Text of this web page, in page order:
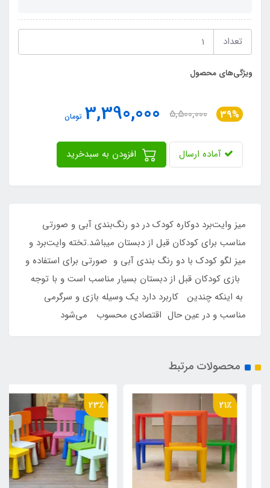
تعداد
ویژگی‌های محصول
39%
5,500,000
3,390,000 تومان
آماده ارسال
میز وایت‌برد دوکاره کودک در دو رنگ‌بندی آبی و صورتی
مناسب برای کودکان قبل از دبستان میباشد.تخته وایت‌برد و
میز لگو کودک با دو رنگ بندی آبی و صورتی برای استفاده و
بازی کودکان قبل از دبستان بسیار مناسب است و با توجه
به اینکه چندین کاربرد دارد یک وسیله بازی و سرگرمی
مناسب و در عین حال اقتصادی محسوب می‌شود
محصولات مرتبط
21٪ 23٪